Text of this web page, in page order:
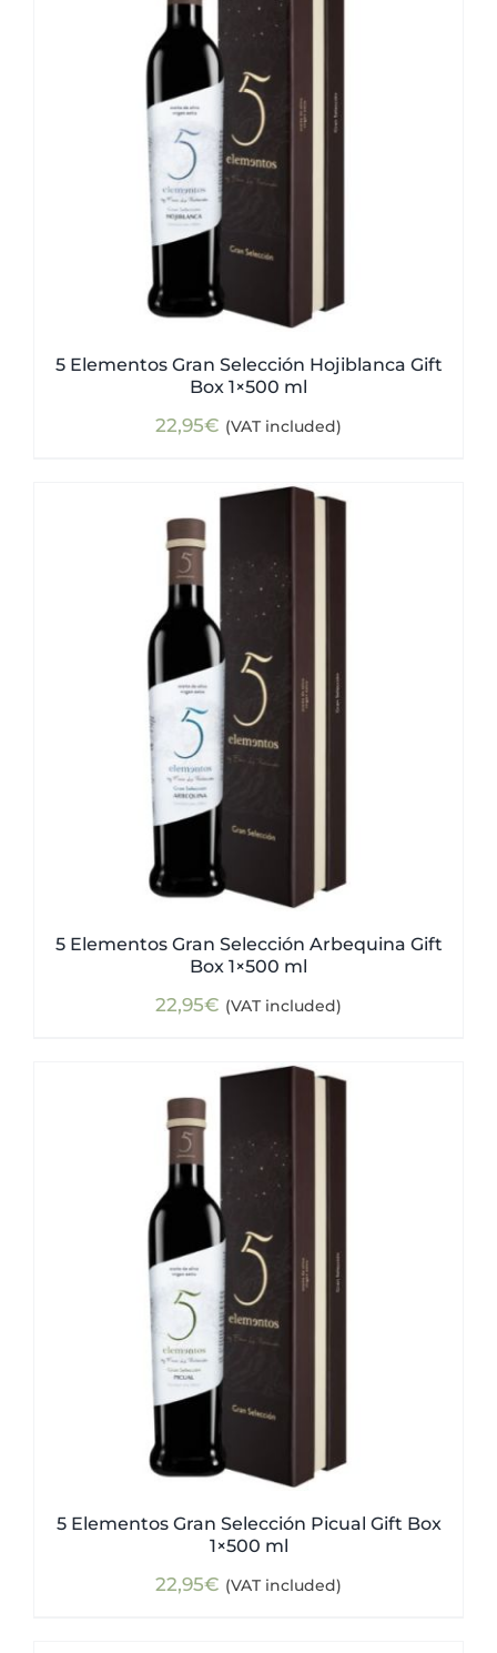
5 Elementos Gran Selección Hojiblanca Gift
Box 1×500 ml
22,95€ (VAT included)
5 Elementos Gran Selección Arbequina Gift
Box 1×500 ml
22,95€ (VAT included)
5 Elementos Gran Selección Picual Gift Box
1×500 ml
22,95€ (VAT included)